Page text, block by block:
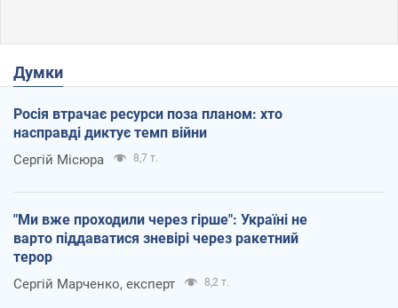
Думки
Росія втрачає ресурси поза планом: хто
насправді диктує темп війни
Сергій Місюра 8,7 т.
"Ми вже проходили через гірше": Україні не
варто піддаватися зневірі через ракетний
терор
Сергій Марченко, експерт 8,2 т.